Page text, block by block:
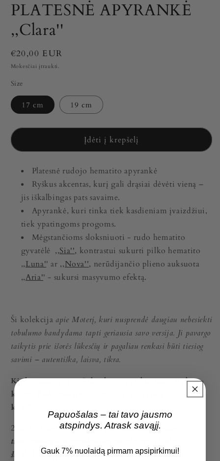
PLATESNĖ APYRANKĖ
,,Clara''
Įprasta
kaina
€20,00 EUR
Mokesčiai įtraukti.
Size
17 cm 19 cm
Įdėti į krepšelį
Platesnė rudojo hematito apyrankė
Ryškus akcentas, kurį gali drąsiai dėvėti vieną –
jis iškalbingas pats savaime.
Apyrankė, kuri tinka tiek kasdieniam įvaizdžiui,
tiek ypatingoms progoms.
Mėgstančioms sloksniuoti - rudo hematito
gyvatėlė ,,Sia'', kontrastui sukurti pilko hematito
,,Luna'' ar ,,Nova'', nerūdijančio plieno auksuota
,,Aria'' - sukursi masyvumo efektą.
Ši kolekcija apie Moterį, kuri nusprendė daugiau nebesiekti
tobulumo bandydama tapti geriausia savo versija. Ji pavargo
taikytis prie išorės lūkesčių ir pagaliau renkasi būti tiesiog
savimi – autentiška, laisva, tikra.
Kiekvienas papuošalas buvo perdaromas tiek
kartų, kol tapo patogiausia savo versija
kasdienybėje.
2024 rudens kolekcijaįkvėpta nuolatinės gamtos
transformacijos ir poreikio lengvai prisitaikyti prie
šiuolaikinio gyvenimo ritmo. Grįžimas į kasdienę rutiną,
Papuošalas – tai tavo jausmo
atspindys. Atrask savąjį.
Gauk 7% nuolaidą pirmam apsipirkimui!